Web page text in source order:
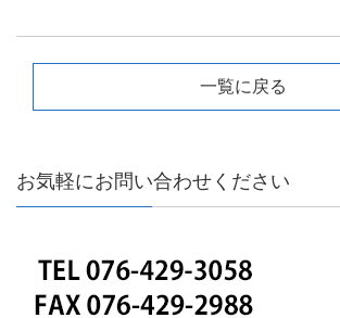
一覧に戻る
お気軽にお問い合わせください